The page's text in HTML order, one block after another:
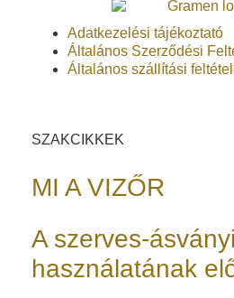
Adatkezelési tájékoztató
Általános Szerződési
Általános szállítási
SZAKCIKKEK
MI A VIZŐR
A szerves-
használatának